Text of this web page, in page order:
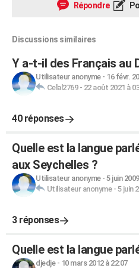
Répondre
Discussions similaires
Y a-t-il des Français au
Utilisateur anonyme- 16 févr.
Celal2769- 22 août 2021 à
40 réponses
Quelle est la langue
aux Seychelles ?
Utilisateur anonyme- 5 juin
Utilisateur anonyme- 5 juin
3 réponses
Quelle est la langue
djedje- 10 mars 2012 à 22:07